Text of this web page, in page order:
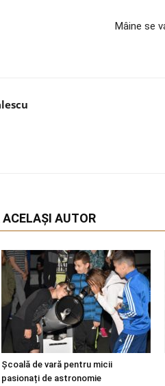
Mâine se
ACELAȘI AUTOR
Școală de vară pentru micii
pasionați de astronomie